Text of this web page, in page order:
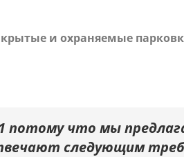
и охраняемые
потому что мы
следующим